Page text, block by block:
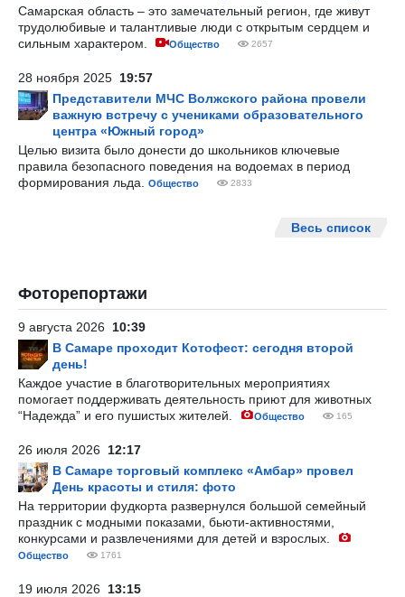
Самарская область – это замечательный регион, где живут
трудолюбивые и талантливые люди с открытым сердцем и
сильным характером.
Общество 2657
28 ноября 2025 19:57
Представители МЧС Волжского района провели
важную встречу с учениками образовательного
центра «Южный город»
Целью визита было донести до школьников ключевые
правила безопасного поведения на водоемах в период
формирования льда.
Общество 2833
Весь список
Фоторепортажи
9 августа 2026 10:39
В Самаре проходит Котофест: сегодня второй
день!
Каждое участие в благотворительных мероприятиях
помогает поддерживать деятельность приют для животных
“Надежда” и его пушистых жителей.
Общество 165
26 июля 2026 12:17
В Самаре торговый комплекс «Амбар» провел
День красоты и стиля: фото
На территории фудкорта развернулся большой семейный
праздник с модными показами, бьюти-активностями,
конкурсами и развлечениями для детей и взрослых.
Общество 1761
19 июля 2026 13:15